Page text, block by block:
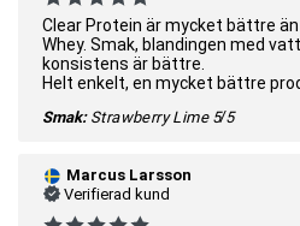
Clear Protein är mycket bättre än
Whey. Smak, blandingen med
konsistens är bättre.
Helt enkelt, en mycket bättre
Smak: Strawberry Lime 5/5
Marcus Larsson
Verifierad kund